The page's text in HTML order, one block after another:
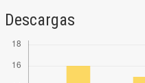
Descargas